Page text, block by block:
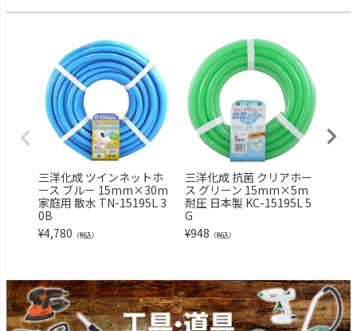
三洋化成 ツインネットホ
ース ブルー 15mm×30m
家庭用 散水 TN-15195L 3
0B
¥4,780 （税込）
三洋化成 抗菌 クリアホー
ス グリーン 15mm×5m
耐圧 日本製 KC-15195L 5
G
¥948 （税込）